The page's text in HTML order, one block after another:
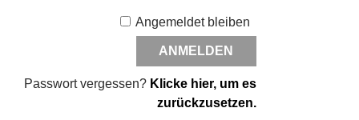
Angemeldet bleiben
Passwort vergessen? Klicke hier, um es
zurückzusetzen.